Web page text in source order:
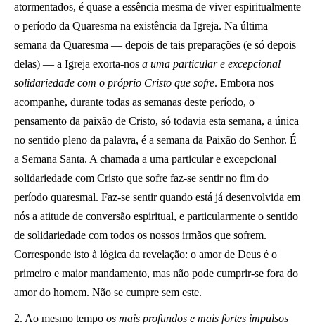
atormentados, é quase a essência mesma de viver espiritualmente
o período da Quaresma na existência da Igreja. Na última
semana da Quaresma — depois de tais preparações (e só depois
delas) — a Igreja exorta-nos a uma particular e excepcional
solidariedade com o próprio Cristo que sofre. Embora nos
acompanhe, durante todas as semanas deste período, o
pensamento da paixão de Cristo, só todavia esta semana, a única
no sentido pleno da palavra, é a semana da Paixão do Senhor. É
a Semana Santa. A chamada a uma particular e excepcional
solidariedade com Cristo que sofre faz-se sentir no fim do
período quaresmal. Faz-se sentir quando está já desenvolvida em
nós a atitude de conversão espiritual, e particularmente o sentido
de solidariedade com todos os nossos irmãos que sofrem.
Corresponde isto à lógica da revelação: o amor de Deus é o
primeiro e maior mandamento, mas não pode cumprir-se fora do
amor do homem. Não se cumpre sem este.
2. Ao mesmo tempo os mais profundos e mais fortes impulsos